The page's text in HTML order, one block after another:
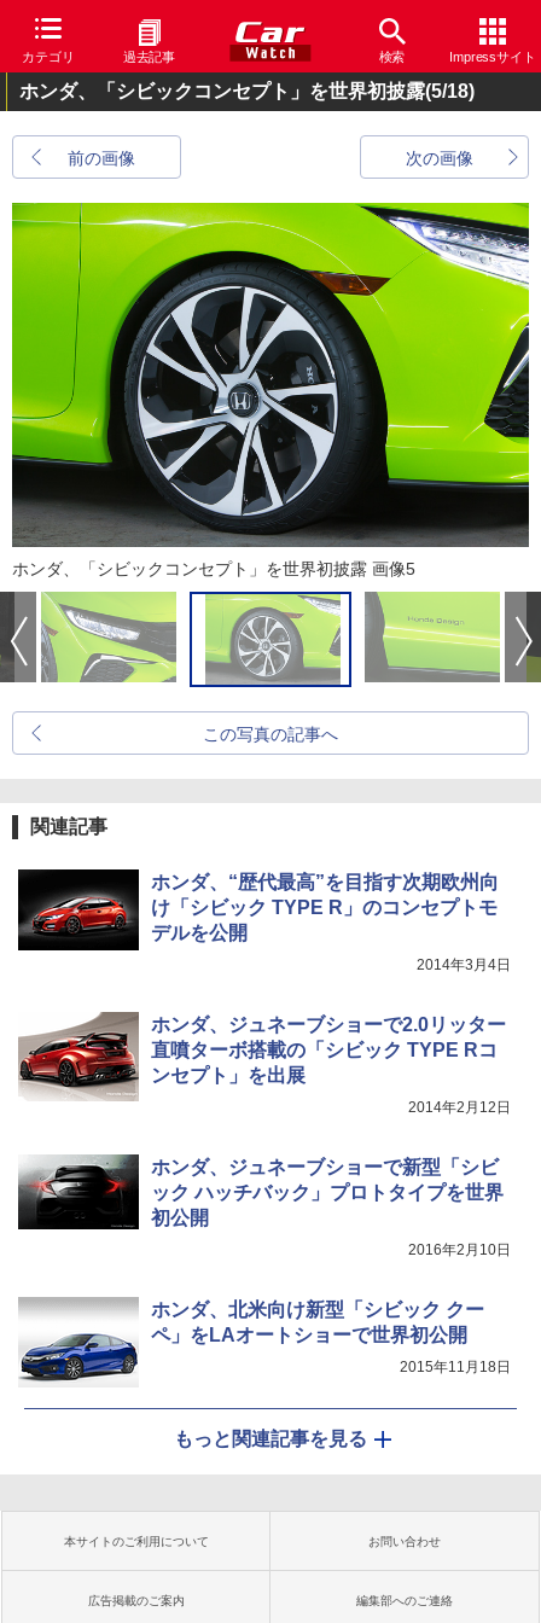
カテゴリ 過去記事 検索 Impressサイト
ホンダ、「シビックコンセプト」を世界初披露(5/18)
前の画像 次の画像
ホンダ、「シビックコンセプト」を世界初披露 画像5
この写真の記事へ
関連記事
ホンダ、“歴代最高”を目指す次期欧州向
け「シビック TYPE R」のコンセプトモ
デルを公開
2014年3月4日
ホンダ、ジュネーブショーで2.0リッター
直噴ターボ搭載の「シビック TYPE Rコ
ンセプト」を出展
2014年2月12日
ホンダ、ジュネーブショーで新型「シビ
ック ハッチバック」プロトタイプを世界
初公開
2016年2月10日
ホンダ、北米向け新型「シビック クー
ペ」をLAオートショーで世界初公開
2015年11月18日
もっと関連記事を見る
本サイトのご利用について お問い合わせ
広告掲載のご案内 編集部へのご連絡